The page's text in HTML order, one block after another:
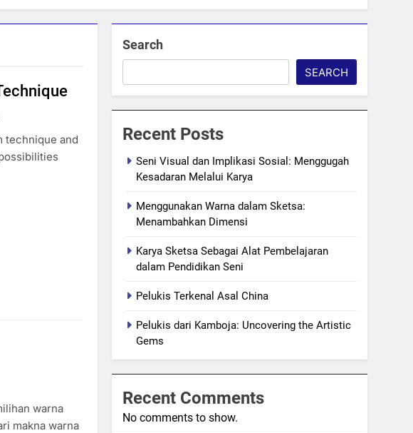
technique and
warna
makna warna
Search
SEARCH
Recent Posts
Seni Visual dan Implikasi Sosial: Menggugah
Kesadaran Melalui Karya
Menggunakan Warna dalam Sketsa:
Menambahkan Dimensi
Karya Sketsa Sebagai Alat Pembelajaran
dalam Pendidikan Seni
Pelukis Terkenal Asal China
Pelukis dari Kamboja: Uncovering the Artistic
Gems
Recent Comments
No comments to show.